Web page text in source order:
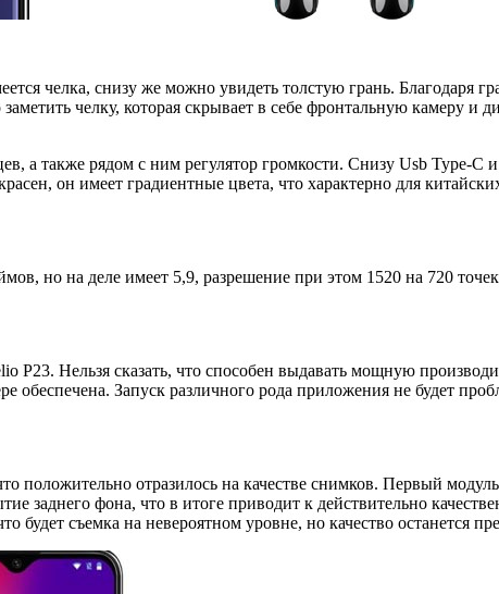
челка, снизу же можно увидеть толстую грань. Благодаря
челку, которая скрывает в себе фронтальную камеру и
а также рядом с ним регулятор громкости. Снизу Usb Type-
он имеет градиентные цвета, что характерно для
но на деле имеет 5,9, разрешение при этом 1520 на 720
P23. Нельзя сказать, что способен выдавать мощную
обеспечена. Запуск различного рода приложения не будет
положительно отразилось на качестве снимков. Первый
заднего фона, что в итоге приводит к действительно
будет съемка на невероятном уровне, но качество останется